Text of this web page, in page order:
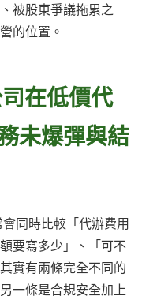
被股東爭議拖累之
的位置。
在低價代
未爆彈與結
同時比較「代辦費用
要寫多少」、「可不
實有兩條完全不同的
一條是合規安全加上